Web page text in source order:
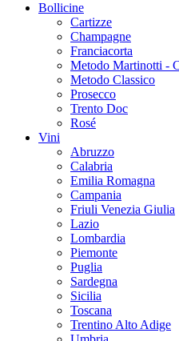
Bollicine
Cartizze
Champagne
Franciacorta
Metodo Martinotti -
Metodo Classico
Prosecco
Trento Doc
Rosé
Vini
Abruzzo
Calabria
Emilia Romagna
Campania
Friuli Venezia Giulia
Lazio
Lombardia
Piemonte
Puglia
Sardegna
Sicilia
Toscana
Trentino Alto Adige